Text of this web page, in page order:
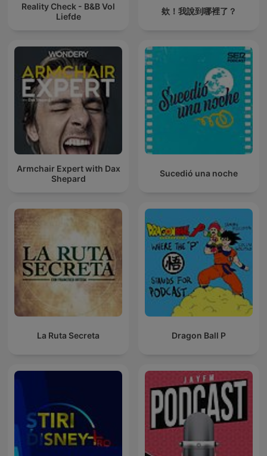
Reality Check - B&B Vol
Liefde
欸！我說到哪裡了？
Armchair Expert with Dax
Shepard
Sucedió una noche
La Ruta Secreta Dragon Ball P